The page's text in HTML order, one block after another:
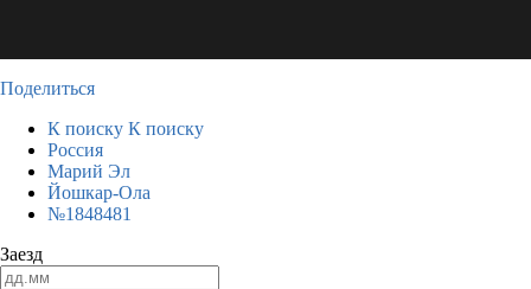
Поделиться
К поиску К поиску
Россия
Марий Эл
Йошкар-Ола
№1848481
Заезд